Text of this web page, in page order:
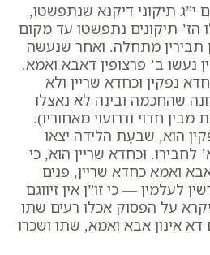
י”ג תיקוני דיקנא שנתפשטו,
הז’ תיקונים נתפשטו עד מקום
תבירין מתחלה. ואחר שנעשה
נעשו ב’ פרצופין דאבא ואמא.
נפקין וכחדא שריין ולא
שהחכמה ובינה לא נאצלו
מבין חדוי ודרועוי מאחוריו).
הוא, שבעֵת הלידה יצאו
לחבירו. וכחדא שריין הוא, כי
ואמא כחדא שריין, פנים
לעלמין — כי זו”ן אין זיווגם
על הפסוק אכלו רעים שתו
דא אינון אבא ואמא, שתו ושכרו